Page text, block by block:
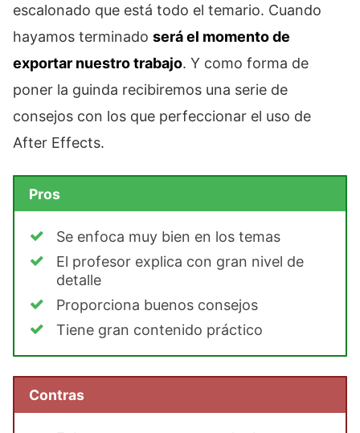
escalonado que está todo el temario. Cuando
hayamos terminado será el momento de
exportar nuestro trabajo. Y como forma de
poner la guinda recibiremos una serie de
consejos con los que perfeccionar el uso de
After Effects.
Pros
Se enfoca muy bien en los temas
El profesor explica con gran nivel de
detalle
Proporciona buenos consejos
Tiene gran contenido práctico
Contras